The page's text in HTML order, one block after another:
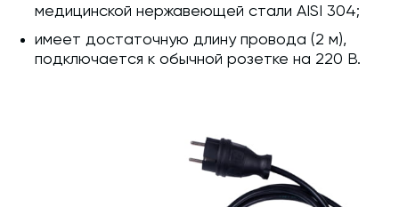
медицинской нержавеющей стали AISI 304;
имеет достаточную длину провода (2 м),
подключается к обычной розетке на 220 В.